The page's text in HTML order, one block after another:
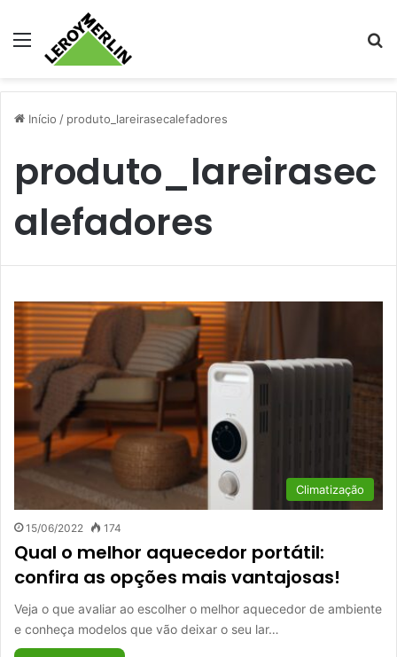
Menu
Início / produto_lareirasecalefadores
produto_lareirasec
alefadores
Climatização
15/06/2022 174
Qual o melhor aquecedor portátil:
confira as opções mais vantajosas!
Veja o que avaliar ao escolher o melhor aquecedor de ambiente
e conheça modelos que vão deixar o seu lar…